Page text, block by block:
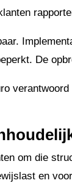
De
om die
en